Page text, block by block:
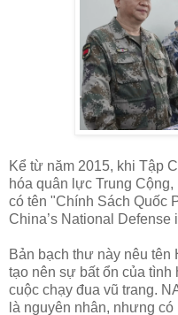
Kể từ năm 2015, khi Tập
hóa quân lực Trung
có tên "Chính Sách Quốc
China’s National
Bản bạch thư này nêu tên
tạo nên sự bất ổn của
cuộc chạy đua vũ trang.
là nguyên nhân, nhưng